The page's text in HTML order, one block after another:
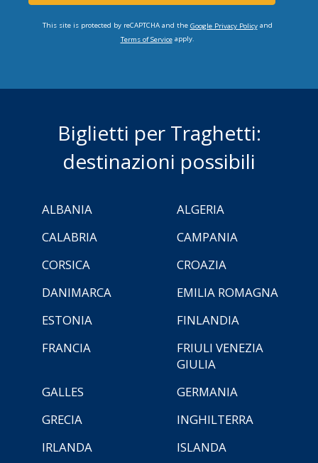
This site is protected by reCAPTCHA and the Google Privacy Policyand
Terms of Serviceapply.
Biglietti per Traghetti:
destinazioni possibili
ALBANIA
ALGERIA
CALABRIA
CAMPANIA
CORSICA
CROAZIA
DANIMARCA
EMILIA ROMAGNA
ESTONIA
FINLANDIA
FRANCIA
FRIULI VENEZIA
GIULIA
GALLES
GERMANIA
GRECIA
INGHILTERRA
IRLANDA
ISLANDA